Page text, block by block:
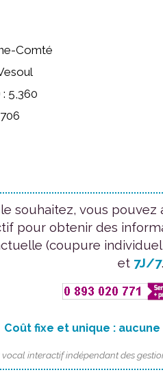
Comté
5,360
souhaitez, vous
pour obtenir des
(coupure
et 7J/7.
Coût fixe et unique :
vocal interactif indépendant des